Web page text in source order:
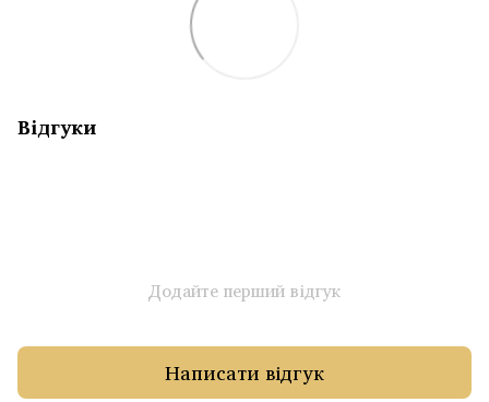
Відгуки
Додайте перший відгук
Написати відгук